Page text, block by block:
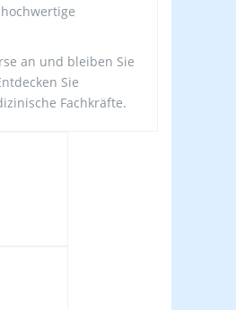
an und bleiben Sie
Sie
Fachkräfte.